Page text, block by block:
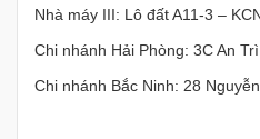
Nhà máy III: Lô đất A11-3 –
Chi nhánh Hải Phòng: 3C An
Chi nhánh Bắc Ninh: 28